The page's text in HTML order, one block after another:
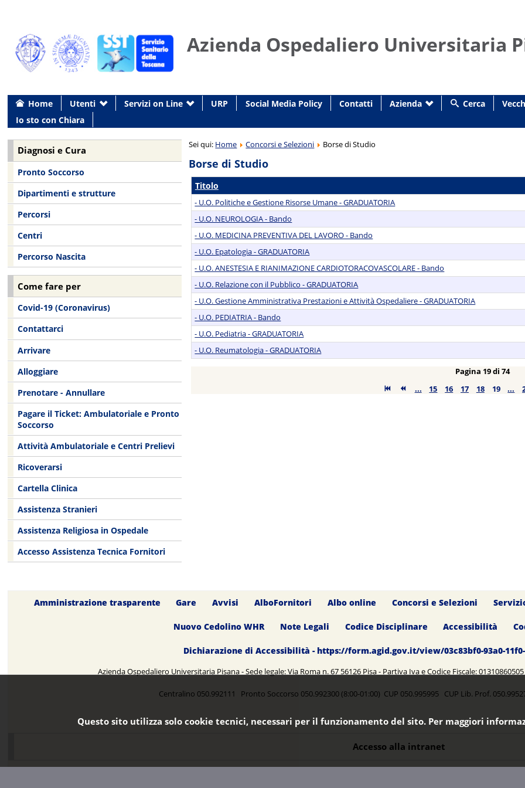
Azienda Ospedaliero Universitaria
Home Utenti Servizi on Line URP Social Media Policy Contatti Azienda Cerca
Io sto con Chiara
Sei qui: Home Concorsi e Selezioni Borse di Studio
Borse di Studio
Titolo
- U.O. Politiche e Gestione Risorse Umane - GRADUATORIA
- U.O. NEUROLOGIA - Bando
- U.O. MEDICINA PREVENTIVA DEL LAVORO - Bando
- U.O. Epatologia - GRADUATORIA
- U.O. ANESTESIA E RIANIMAZIONE CARDIOTORACOVASCOLARE - Bando
- U.O. Relazione con il Pubblico - GRADUATORIA
- U.O. Gestione Amministrativa Prestazioni e Attività Ospedaliere - GRADUATORIA
- U.O. PEDIATRIA - Bando
- U.O. Pediatria - GRADUATORIA
- U.O. Reumatologia - GRADUATORIA
Pagina 19 di 74
...
15 16 17 18 19 ...
Diagnosi e Cura
Pronto Soccorso
Dipartimenti e strutture
Percorsi
Centri
Percorso Nascita
Come fare per
Covid-19 (Coronavirus)
Contattarci
Arrivare
Alloggiare
Prenotare - Annullare
Pagare il Ticket: Ambulatoriale e Pronto
Soccorso
Attività Ambulatoriale e Centri Prelievi
Ricoverarsi
Cartella Clinica
Assistenza Stranieri
Assistenza Religiosa in Ospedale
Accesso Assistenza Tecnica Fornitori
Amministrazione trasparente Gare Avvisi AlboFornitori Albo online Concorsi e Selezioni
Nuovo Cedolino WHR Note Legali Codice Disciplinare Accessibilità
Dichiarazione di Accessibilità - https://form.agid.gov.it/view/03c83bf0-93a0-11f0-
Azienda Ospedaliero Universitaria Pisana - Sede legale: Via Roma n. 67 56126 Pisa - Partiva Iva e Codice Fiscale:
Centralino 050.992111 Pronto Soccorso 050.992300 (8:00-01:00) CUP 050.995995 CUP Lib. Prof.
Accesso alla intranet
Questo sito utilizza solo cookie tecnici, necessari per il funzionamento del sito. Per maggiori